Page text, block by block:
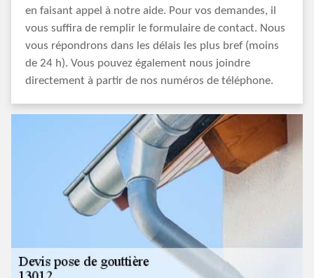
en faisant appel à notre aide. Pour vos demandes, il
vous suffira de remplir le formulaire de contact. Nous
vous répondrons dans les délais les plus bref (moins
de 24 h). Vous pouvez également nous joindre
directement à partir de nos numéros de téléphone.